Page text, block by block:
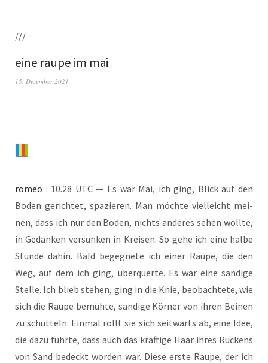
///
eine raupe im mai
15. Dezember 2021
romeo : 10.28 UTC — Es war Mai, ich ging, Blick auf den
Boden gerich­tet, spa­zie­ren. Man möch­te viel­leicht mei­
nen, dass ich nur den Boden, nichts ande­res sehen woll­te,
in Gedan­ken ver­sun­ken in Krei­sen. So gehe ich eine hal­be
Stun­de dahin. Bald begeg­ne­te ich einer Rau­pe, die den
Weg, auf dem ich ging, über­quer­te. Es war eine san­di­ge
Stel­le. Ich blieb ste­hen, ging in die Knie, beob­ach­te­te, wie
sich die Rau­pe bemüh­te, san­di­ge Kör­ner von ihren Bei­nen
zu schüt­teln. Ein­mal rollt sie sich seit­wärts ab, eine Idee,
die dazu führ­te, dass auch das kräf­ti­ge Haar ihres Rückens
von Sand bedeckt wor­den war. Die­se ers­te Rau­pe, der ich